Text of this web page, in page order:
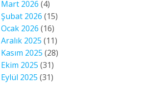
Mart 2026 (4)
Şubat 2026 (15)
Ocak 2026 (16)
Aralık 2025 (11)
Kasım 2025 (28)
Ekim 2025 (31)
Eylül 2025 (31)